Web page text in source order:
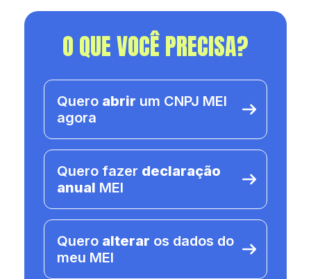
O QUE VOCÊ PRECISA?
Quero abrir um CNPJ MEI
agora
Quero fazer declaração
anual MEI
Quero alterar os dados do
meu MEI